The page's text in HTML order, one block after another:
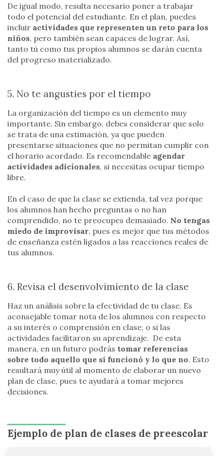
De igual modo, resulta necesario poner a trabajar
todo el potencial del estudiante. En el plan, puedes
incluir actividades que representen un reto para los
niños, pero también sean capaces de lograr. Así,
tanto tú como tus propios alumnos se darán cuenta
del progreso materializado.
5. No te angusties por el tiempo
La organización del tiempo es un elemento muy
importante. Sin embargo, debes considerar que solo
se trata de una estimación, ya que pueden
presentarse situaciones que no permitan cumplir con
el horario acordado. Es recomendable agendar
actividades adicionales, si necesitas ocupar tiempo
libre.
En el caso de que la clase se extienda, tal vez porque
los alumnos han hecho preguntas o no han
comprendido, no te preocupes demasiado. No tengas
miedo de improvisar, pues es mejor que tus métodos
de enseñanza estén ligados a las reacciones reales de
tus alumnos.
6. Revisa el desenvolvimiento de la clase
Haz un análisis sobre la efectividad de tu clase. Es
aconsejable tomar nota de los alumnos con respecto
a su interés o comprensión en clase, o si las
actividades facilitaron su aprendizaje. De esta
manera, en un futuro podrás tomar referencias
sobre todo aquello que sí funcionó y lo que no. Esto
resultará muy útil al momento de elaborar un nuevo
plan de clase, pues te ayudará a tomar mejores
decisiones.
Ejemplo de plan de clases de preescolar